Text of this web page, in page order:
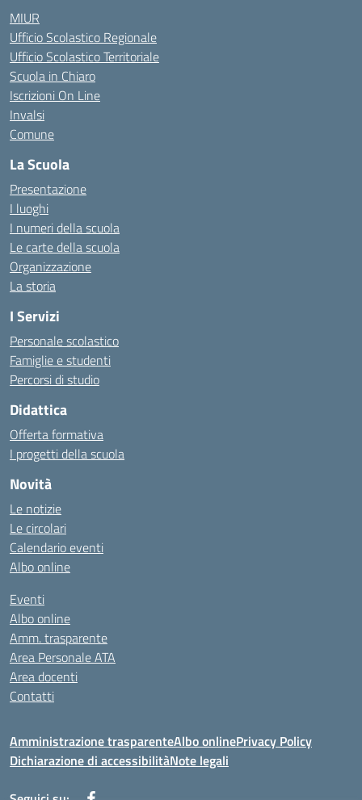
MIUR
Ufficio Scolastico Regionale
Ufficio Scolastico Territoriale
Scuola in Chiaro
Iscrizioni On Line
Invalsi
Comune
La Scuola
Presentazione
I luoghi
I numeri della scuola
Le carte della scuola
Organizzazione
La storia
I Servizi
Personale scolastico
Famiglie e studenti
Percorsi di studio
Didattica
Offerta formativa
I progetti della scuola
Novità
Le notizie
Le circolari
Calendario eventi
Albo online
Eventi
Albo online
Amm. trasparente
Area Personale ATA
Area docenti
Contatti
Amministrazione trasparenteAlbo onlinePrivacy Policy
Dichiarazione di accessibilitàNote legali